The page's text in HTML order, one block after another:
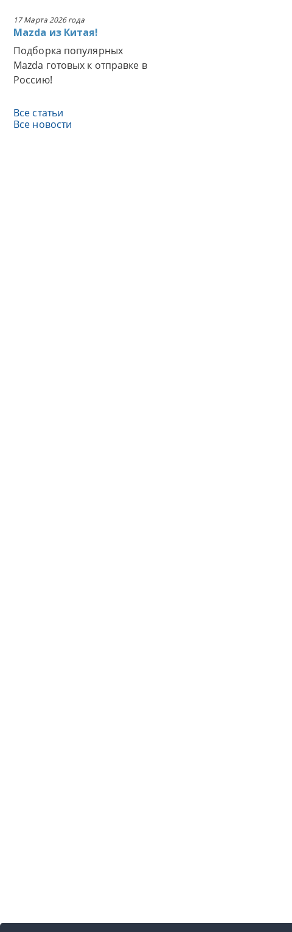
17 Марта 2026 года
Mazda из Китая!
Подборка популярных
Mazda готовых к отправке в
Россию!
Все статьи
Все новости